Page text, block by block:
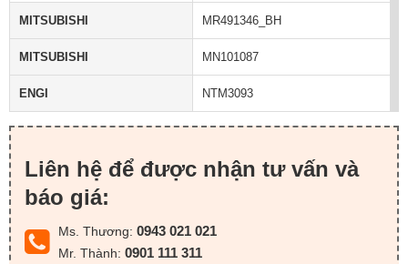
MITSUBISHI MR491346_BH
MITSUBISHI MN101087
ENGI NTM3093
Liên hệ để được nhận tư vấn và
báo giá:
Ms. Thương: 0943 021 021
Mr. Thành: 0901 111 311